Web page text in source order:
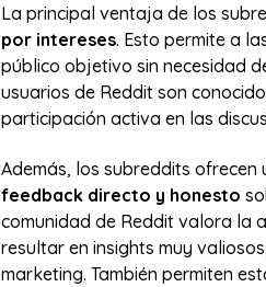
La principal ventaja de los
por intereses. Esto permite a
público objetivo sin necesidad
usuarios de Reddit son
participación activa en las
Además, los subreddits
feedback directo y honesto
comunidad de Reddit valora la
resultar en insights muy
marketing. También permiten